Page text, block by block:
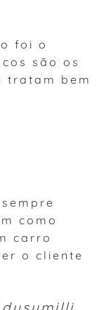
foi o
são os
tratam bem
como
carro
o cliente